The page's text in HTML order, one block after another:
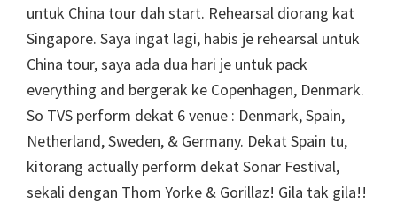
untuk China tour dah start. Rehearsal diorang kat
Singapore. Saya ingat lagi, habis je rehearsal untuk
China tour, saya ada dua hari je untuk pack
everything and bergerak ke Copenhagen, Denmark.
So TVS perform dekat 6 venue : Denmark, Spain,
Netherland, Sweden, & Germany. Dekat Spain tu,
kitorang actually perform dekat Sonar Festival,
sekali dengan Thom Yorke & Gorillaz! Gila tak gila!!